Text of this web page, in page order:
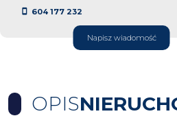
604 177 232
Napisz wiadomość
OPIS